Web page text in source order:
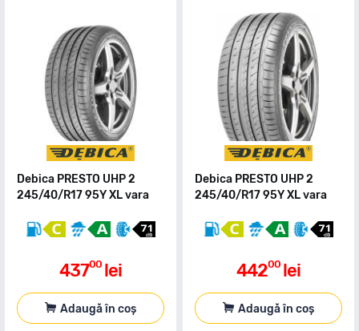
Debica PRESTO UHP 2
245/40/R17 95Y XL vara
43700 lei
Adaugă în coș
Debica PRESTO UHP 2
245/40/R17 95Y XL vara
44200 lei
Adaugă în coș